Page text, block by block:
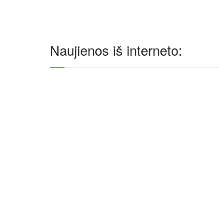
Naujienos iš interneto: